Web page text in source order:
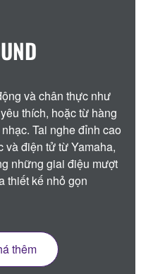
và chân thực như
thích, hoặc từ hàng
Tai nghe đỉnh cao
và điện tử từ Yamaha,
những giai điệu mượt
thiết kế nhỏ gọn
thêm